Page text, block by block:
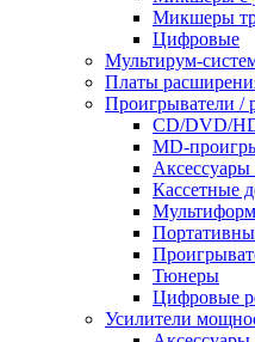
Микшеры
Цифровые
Мультирум-
Платы
Проигрыватели /
CD/DVD/
MD-
Кассетные
Тюнеры
Цифровые
Усилители